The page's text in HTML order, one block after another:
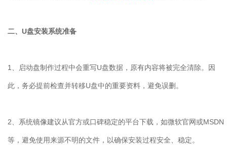
二、U盘安装系统准备
1、启动盘制作过程中会重写U盘数据，原有内容将被完全清除。因
此，务必提前检查并转移U盘中的重要资料，避免误删。
2、系统镜像建议从官方或口碑稳定的平台下载，如微软官网或MSDN
等，避免使用来源不明的文件，以确保安装过程安全、稳定。